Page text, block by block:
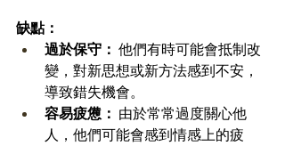
缺點：
過於保守： 他們有時可能會抵制改
變，對新思想或新方法感到不安，
導致錯失機會。
容易疲憊： 由於常常過度關心他
人，他們可能會感到情感上的疲